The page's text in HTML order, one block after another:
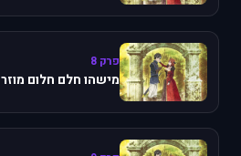
פרק 8
מישהו חלם חלום מוזר